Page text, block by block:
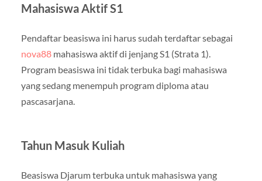
Mahasiswa Aktif S1
Pendaftar beasiswa ini harus sudah terdaftar sebagai
nova88mahasiswa aktif di jenjang S1 (Strata 1).
Program beasiswa ini tidak terbuka bagi mahasiswa
yang sedang menempuh program diploma atau
pascasarjana.
Tahun Masuk Kuliah
Beasiswa Djarum terbuka untuk mahasiswa yang